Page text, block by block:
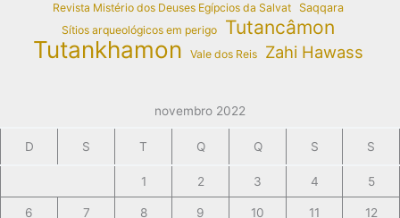
Revista Mistério dos Deuses Egípcios da Salvat
Saqqara
Sítios arqueológicos em perigo
Tutancâmon
Tutankhamon Vale dos Reis Zahi Hawass
novembro 2022
D S T Q Q S S
1 2 3 4 5
6 7 8 9 10 11 12